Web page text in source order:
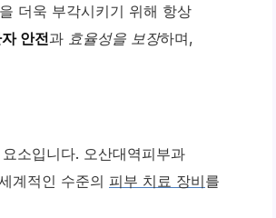
더욱 부각시키기 위해 항상
안전과 효율성을 보장하며,
소입니다. 오산대역피부과
계적인 수준의 피부 치료 장비를